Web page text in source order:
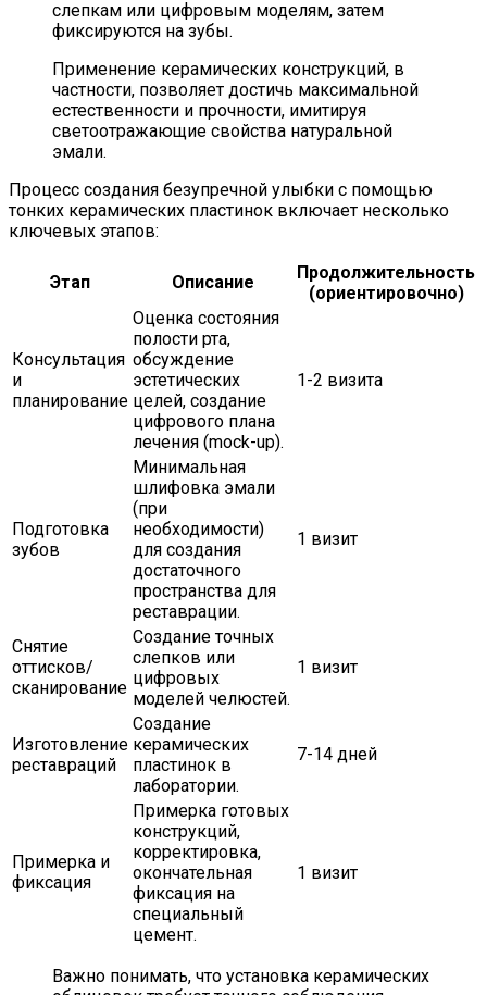
слепкам или цифровым моделям, затем
фиксируются на зубы.
Применение керамических конструкций, в
частности, позволяет достичь максимальной
естественности и прочности, имитируя
светоотражающие свойства натуральной
эмали.
Процесс создания безупречной улыбки с помощью
тонких керамических пластинок включает несколько
ключевых этапов:
Этап Описание
Продолжительность
(ориентировочно)
Консультация
и
планирование
Оценка состояния
полости рта,
обсуждение
эстетических
целей, создание
цифрового плана
лечения (mock-up).
1-2 визита
Подготовка
зубов
Минимальная
шлифовка эмали
(при
необходимости)
для создания
достаточного
пространства для
реставрации.
1 визит
Снятие
оттисков/
сканирование
Создание точных
слепков или
цифровых
моделей челюстей.
1 визит
Изготовление
реставраций
Создание
керамических
пластинок в
лаборатории.
7-14 дней
Примерка и
фиксация
Примерка готовых
конструкций,
корректировка,
окончательная
фиксация на
специальный
цемент.
1 визит
Важно понимать, что установка керамических